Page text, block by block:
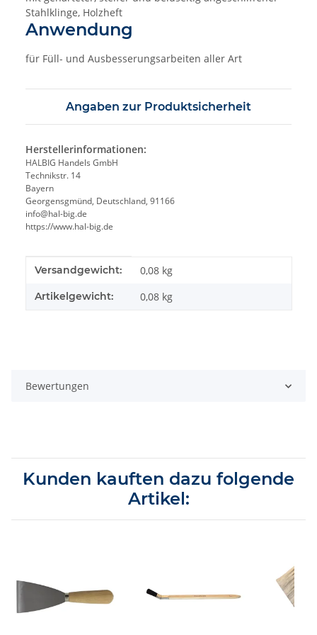
Stahlklinge, Holzheft
Anwendung
für Füll- und Ausbesserungsarbeiten aller Art
Angaben zur Produktsicherheit
Herstellerinformationen:
HALBIG Handels GmbH
Technikstr. 14
Bayern
Georgensgmünd, Deutschland, 91166
info@hal-big.de
https://www.hal-big.de
Produkteigenschaft
Wert
Versandgewicht: 0,08 kg
Artikelgewicht: 0,08 kg
Bewertungen
Kunden kauften dazu folgende
Artikel: